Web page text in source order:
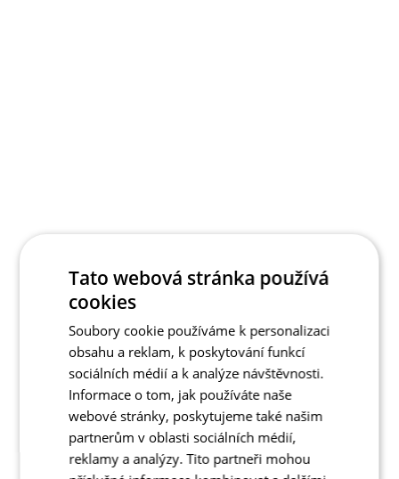
Tato webová stránka používá
cookies
Soubory cookie používáme k personalizaci
obsahu a reklam, k poskytování funkcí
sociálních médií a k analýze návštěvnosti.
Informace o tom, jak používáte naše
webové stránky, poskytujeme také našim
partnerům v oblasti sociálních médií,
reklamy a analýzy. Tito partneři mohou